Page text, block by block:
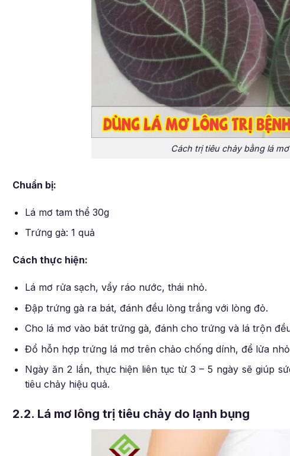
Cách trị tiêu chảy bằng lá
Chuẩn bị:
Lá mơ tam thể 30g
Trứng gà: 1 quả
Cách thực hiện:
Lá mơ rửa sạch, vẩy ráo nước, thái nhỏ.
Đập trứng gà ra bát, đánh đều lòng trắng với lòng đỏ.
Cho lá mơ vào bát trứng gà, đánh cho trứng và lá trộn
Đổ hỗn hợp trứng lá mơ trên chảo chống dính, để lửa
Ngày ăn 2 lần, thực hiện liên tục từ 3 – 5 ngày sẽ giúp
tiêu chảy hiệu quả.
2.2. Lá mơ lông trị tiêu chảy do lạnh bụng